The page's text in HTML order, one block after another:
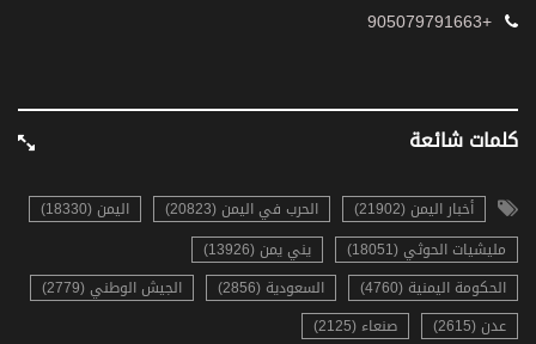
+905079791663
كلمات شائعة
أخبار اليمن (21902) الحرب في اليمن (20823)
اليمن (18330)
مليشيات الحوثي (18051)
يني يمن (13926)
الحكومة اليمنية (4760)
السعودية (2856)
الجيش الوطني (2779)
عدن (2615)
صنعاء (2125)